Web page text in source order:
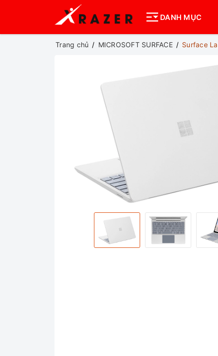
DANH MỤC
Trang chủ MICROSOFT SURFACE Surface